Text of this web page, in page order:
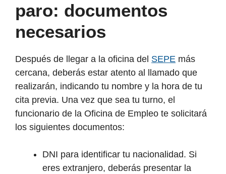
paro: documentos
necesarios
Después de llegar a la oficina del SEPE más
cercana, deberás estar atento al llamado que
realizarán, indicando tu nombre y la hora de tu
cita previa. Una vez que sea tu turno, el
funcionario de la Oficina de Empleo te solicitará
los siguientes documentos:
DNI para identificar tu nacionalidad. Si
eres extranjero, deberás presentar la